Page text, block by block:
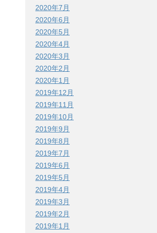
2020年7月
2020年6月
2020年5月
2020年4月
2020年3月
2020年2月
2020年1月
2019年12月
2019年11月
2019年10月
2019年9月
2019年8月
2019年7月
2019年6月
2019年5月
2019年4月
2019年3月
2019年2月
2019年1月